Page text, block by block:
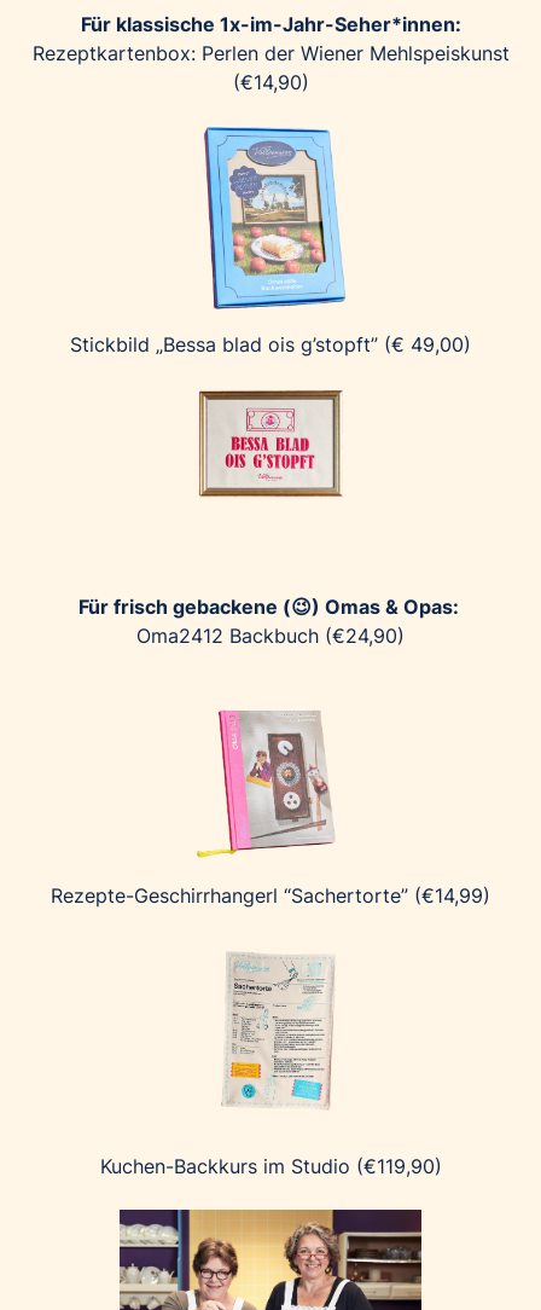
Für klassische 1x-im-Jahr-Seher*innen:
Rezeptkartenbox: Perlen der Wiener Mehlspeiskunst
(€14,90)
Stickbild „Bessa blad ois g’stopft” (€ 49,00)
Für frisch gebackene (😉) Omas & Opas:
Oma2412 Backbuch (€24,90)
Rezepte-Geschirrhangerl “Sachertorte” (€14,99)
Kuchen-Backkurs im Studio (€119,90)